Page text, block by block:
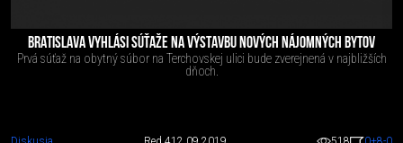
BRATISLAVA VYHLÁSI SÚŤAŽE NA VÝSTAVBU NOVÝCH NÁJOMNÝCH BYTOV
Prvá súťaž na obytný súbor na Terchovskej ulici bude zverejnená v najbližších
dňoch.